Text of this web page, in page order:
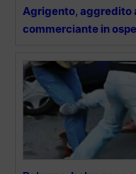
Agrigento, aggredito
commerciante in